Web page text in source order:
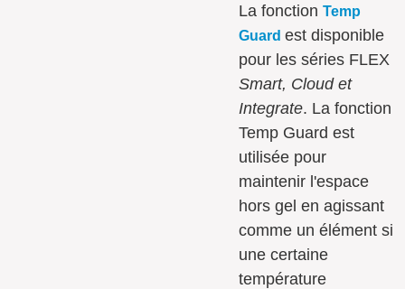
La fonctionTemp
Guardest disponible
pour les séries FLEX
Smart, Cloud et
Integrate. La fonction
Temp Guard est
utilisée pour
maintenir l'espace
hors gel en agissant
comme un élément si
une certaine
température